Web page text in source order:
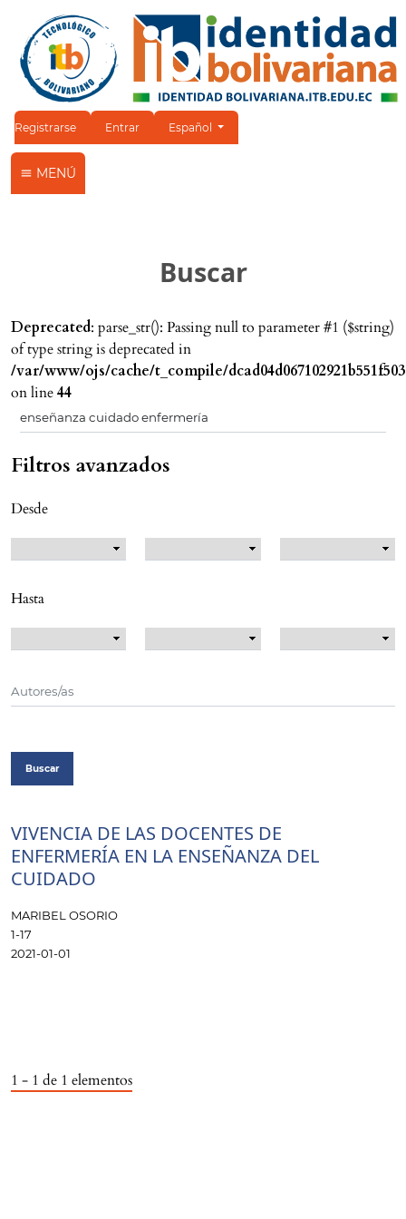
Registrarse Entrar Cambiar el idioma. El idioma actual es:
Español
MENÚ
Buscar
Deprecated: parse_str(): Passing null to parameter #1 ($string)
of type string is deprecated in
/var/www/ojs/cache/t_compile/
on line44
Filtros avanzados
Desde
Hasta
Buscar
VIVENCIA DE LAS DOCENTES DE
ENFERMERÍA EN LA ENSEÑANZA DEL
CUIDADO
MARIBEL OSORIO
1-17
2021-01-01
1 - 1 de 1 elementos